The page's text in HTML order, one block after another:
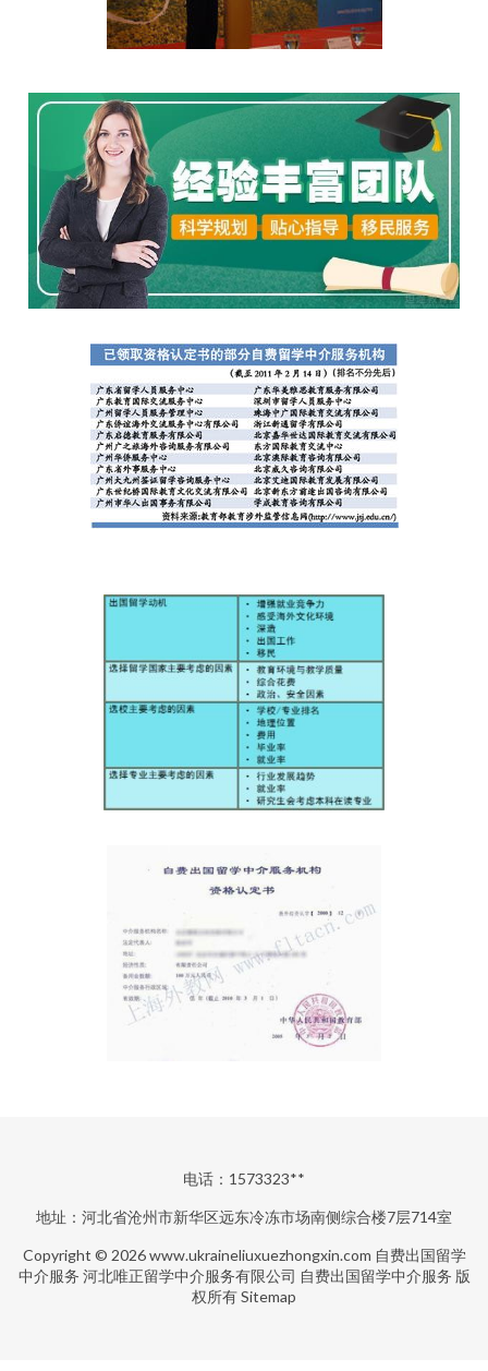
电话：1573323**
地址：河北省沧州市新华区远东冷冻市场南侧综合楼7层714室
Copyright © 2026www.ukraineliuxuezhongxin.com 自费出国留学
中介服务 河北唯正留学中介服务有限公司 自费出国留学中介服务 版
权所有Sitemap